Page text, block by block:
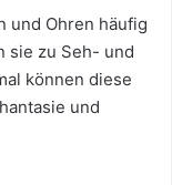
und Ohren häufig
sie zu Seh- und
können diese
und